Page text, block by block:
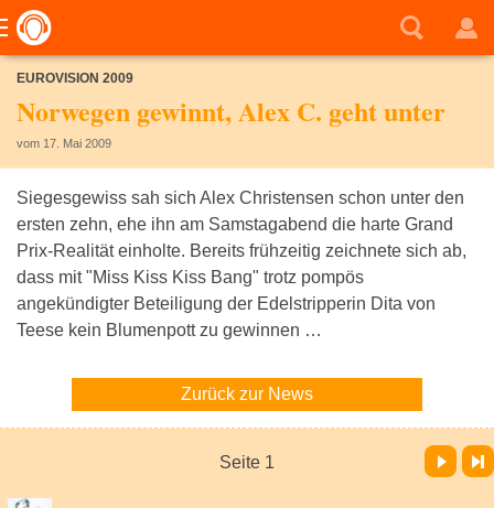
EUROVISION 2009
Norwegen gewinnt, Alex C. geht unter
vom 17. Mai 2009
Siegesgewiss sah sich Alex Christensen schon unter den
ersten zehn, ehe ihn am Samstagabend die harte Grand
Prix-Realität einholte. Bereits frühzeitig zeichnete sich ab,
dass mit "Miss Kiss Kiss Bang" trotz pompös
angekündigter Beteiligung der Edelstripperin Dita von
Teese kein Blumenpott zu gewinnen …
Zurück zur News
Seite 1
Vor Letzte Seite